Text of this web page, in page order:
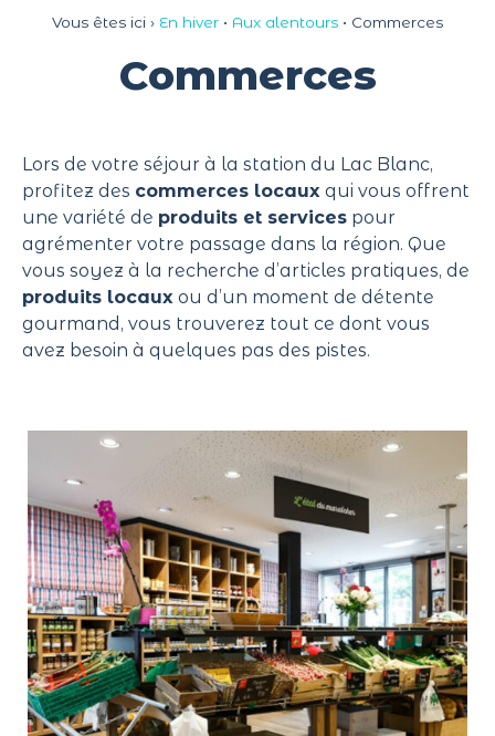
Vous êtes ici › En hiver • Aux alentours • Commerces
Commerces
Lors de votre séjour à la station du Lac Blanc,
profitez des commerces locaux qui vous offrent
une variété de produits et services pour
agrémenter votre passage dans la région. Que
vous soyez à la recherche d’articles pratiques, de
produits locaux ou d’un moment de détente
gourmand, vous trouverez tout ce dont vous
avez besoin à quelques pas des pistes.
Panneau de gestion des cookies